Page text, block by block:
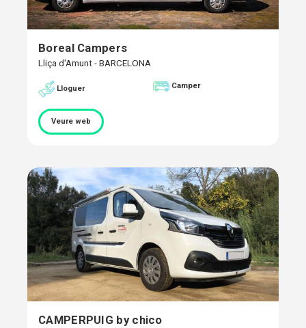
Boreal Campers
Lliça d'Amunt - BARCELONA
Lloguer Camper
Veure web
CAMPERPUIG by chico